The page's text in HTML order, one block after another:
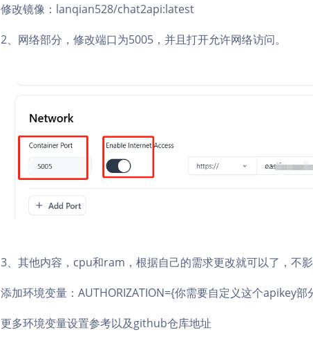
修改镜像：lanqian528/chat2api:latest
2、网络部分，修改端口为5005，并且打开允许网络访问。
3、其他内容，cpu和ram，根据自己的需求更改就可以了，不
添加环境变量：AUTHORIZATION={你需要自定义这个apikey部
更多环境变量设置参考以及github仓库地址